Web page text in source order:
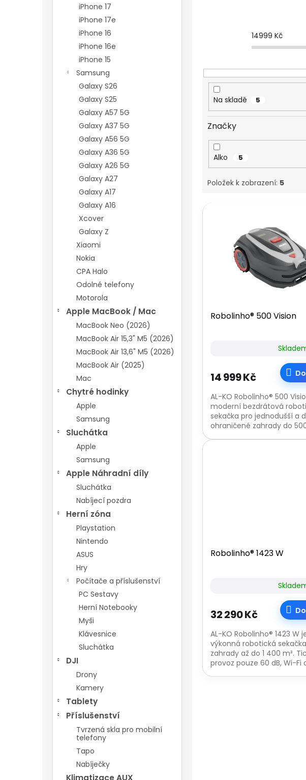
iPhone 17
iPhone 17e
iPhone 16
iPhone 16e
iPhone 15
Samsung
Galaxy S26
Galaxy S25
Galaxy A57 5G
Galaxy A37 5G
Galaxy A56 5G
Galaxy A36 5G
Galaxy A26 5G
Galaxy A27
Galaxy A17
Galaxy A16
Xcover
Galaxy Z
Xiaomi
Nokia
CPA Halo
Odolné telefony
Motorola
Apple MacBook / Mac
MacBook Neo (2026)
MacBook Air 15,3" M5 (2026)
MacBook Air 13,6" M5 (2026)
MacBook Air (2025)
Mac
Chytré hodinky
Apple
Samsung
Sluchátka
Apple
Samsung
Apple Náhradní díly
Sluchátka
Nabíjecí pozdra
Herní zóna
Playstation
Nintendo
ASUS
Hry
Počítače a příslušenství
PC Sestavy
Herní Notebooky
Myši
Klávesnice
Sluchátka
DJI
Drony
Kamery
Tablety
Příslušenství
Tvrzená skla pro mobilní
telefony
Tapo
Nabíječky
Klimatizace AUX
u
14999 Kč
Na skladě 5
Značky
Alko 5
Položek k zobrazení: 5
V
Robolinho® 500 Vision
14 999 Kč
AL-KO Robolinho® 500
moderní bezdrátová
sekačka pro jednodušší a
ohraničené zahrady do
Robolinho® 1423 W
32 290 Kč
AL-KO Robolinho® 1423 W
výkonná robotická
zahrady až do 1 400 m².
provoz pouze 60 dB, Wi-Fi